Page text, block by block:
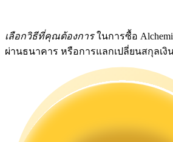
Launchpool
การเซ้งแบบยืดหยุ่นเพื่อรับโทเคนย
เลือกวิธีที่คุณต้องการในการซื้อ
ผ่านธนาคาร หรือการแลกเปลี่ยนสกุลเงิ